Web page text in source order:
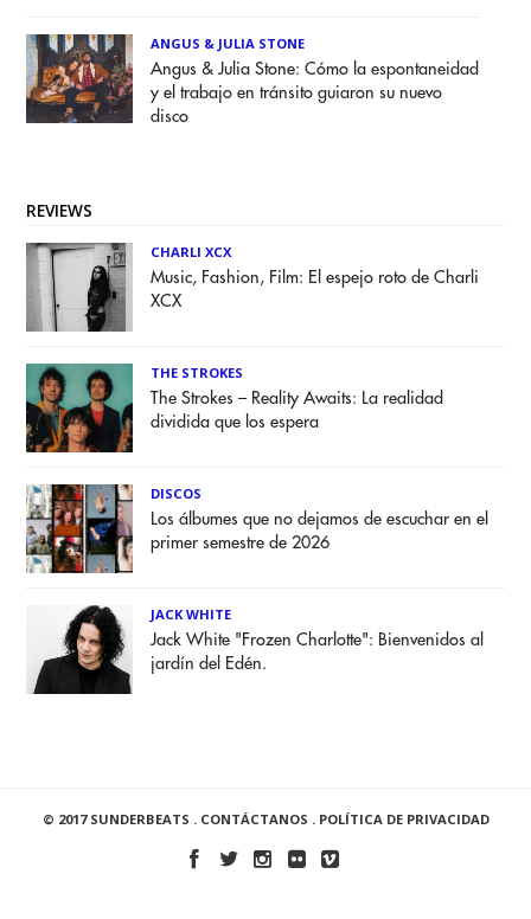
ANGUS & JULIA STONE
Angus & Julia Stone: Cómo la espontaneidad
y el trabajo en tránsito guiaron su nuevo
disco
REVIEWS
CHARLI XCX
Music, Fashion, Film: El espejo roto de Charli
XCX
THE STROKES
The Strokes – Reality Awaits: La realidad
dividida que los espera
DISCOS
Los álbumes que no dejamos de escuchar en el
primer semestre de 2026
JACK WHITE
Jack White "Frozen Charlotte": Bienvenidos al
jardín del Edén.
© 2017 SUNDERBEATS . CONTÁCTANOS . POLÍTICA DE PRIVACIDAD